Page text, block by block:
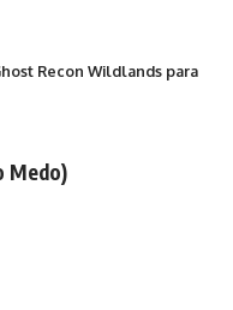
Recon Wildlands para
Medo)